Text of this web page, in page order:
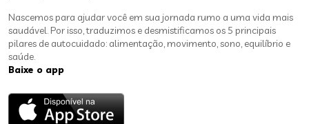
Nascemos para ajudar você em sua jornada rumo a uma vida mais
saudável. Por isso, traduzimos e desmistificamos os 5 principais
pilares de autocuidado: alimentação, movimento, sono, equilíbrio e
saúde.
Baixe o app